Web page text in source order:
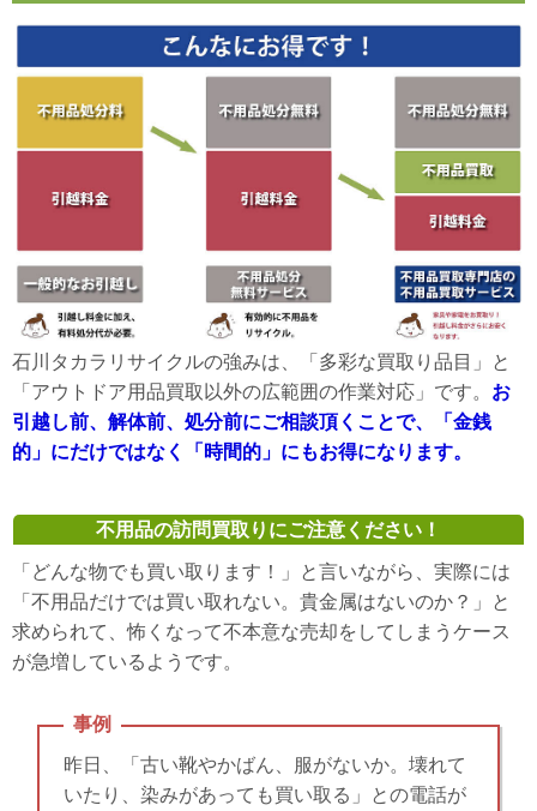
石川タカラリサイクルの強みは、「多彩な買取り品目」と
「アウトドア用品買取以外の広範囲の作業対応」です。 お
引越し前、解体前、処分前にご相談頂くことで、「金銭
的」にだけではなく「時間的」にもお得になります。
不用品の訪問買取りにご注意ください！
「どんな物でも買い取ります！」と言いながら、実際には
「不用品だけでは買い取れない。貴金属はないのか？」と
求められて、怖くなって不本意な売却をしてしまうケース
が急増しているようです。
事例
昨日、「古い靴やかばん、服がないか。壊れて
いたり、染みがあっても買い取る」との電話が